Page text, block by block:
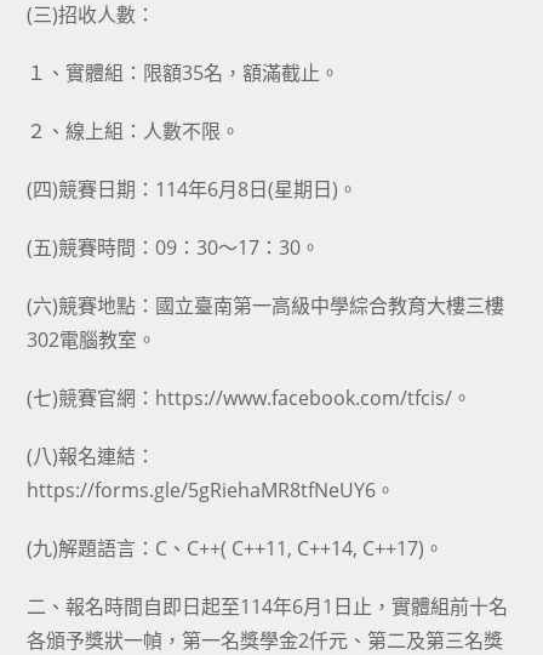
(三)招收人數：
１、實體組：限額35名，額滿截止。
２、線上組：人數不限。
(四)競賽日期：114年6月8日(星期日)。
(五)競賽時間：09：30～17：30。
(六)競賽地點：國立臺南第一高級中學綜合教育大樓三樓
302電腦教室。
(七)競賽官網：https://www.facebook.com/tfcis/。
(八)報名連結：
https://forms.gle/5gRiehaMR8tfNeUY6。
(九)解題語言：C、C++( C++11, C++14, C++17)。
二、報名時間自即日起至114年6月1日止，實體組前十名
各頒予獎狀一幀，第一名獎學金2仟元、第二及第三名獎